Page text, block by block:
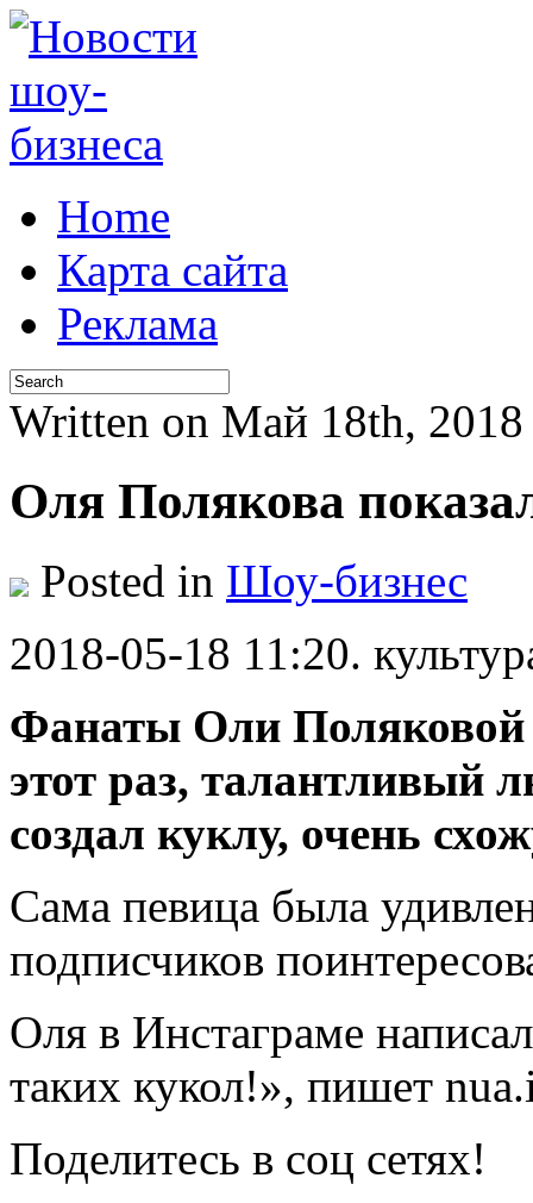
Home
Карта сайта
Реклама
Written on Май 18th,
Оля Полякова
Posted in Шоу-бизнес
2018-05-18 11:20.
Фанаты Оли Поляковой
этот раз, талантливый
создал куклу, очень
Сама певица была
подписчиков
Оля в Инстаграме
таких кукол!», пишет
Поделитесь в соц сетях!